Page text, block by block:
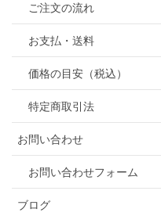
ご注文の流れ
お支払・送料
価格の目安（税込）
特定商取引法
お問い合わせ
お問い合わせフォーム
ブログ